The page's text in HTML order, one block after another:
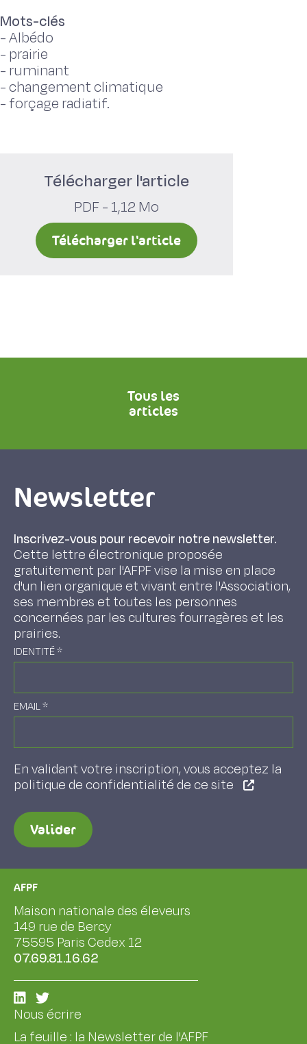
Mots-clés
-Albédo
- prairie
- ruminant
-changement climatique
- forçage radiatif.
Télécharger l'article
PDF - 1,12 Mo
Télécharger l'article
Tous les
articles
Newsletter
Inscrivez-vous pour recevoir notre newsletter.
Cette lettre électronique proposée
gratuitement par l'AFPF vise la mise en place
d'un lien organique et vivant entre l'Association,
ses membres et toutes les personnes
concernées par les cultures fourragères et les
prairies.
IDENTITÉ*
EMAIL*
En validant votre inscription, vous acceptez la
politique de confidentialité de ce site
Valider
AFPF
Maison nationale des éleveurs
149 rue de Bercy
75595 Paris Cedex 12
07.69.81.16.62
Nous écrire
La feuille : la Newsletter de l'AFPF